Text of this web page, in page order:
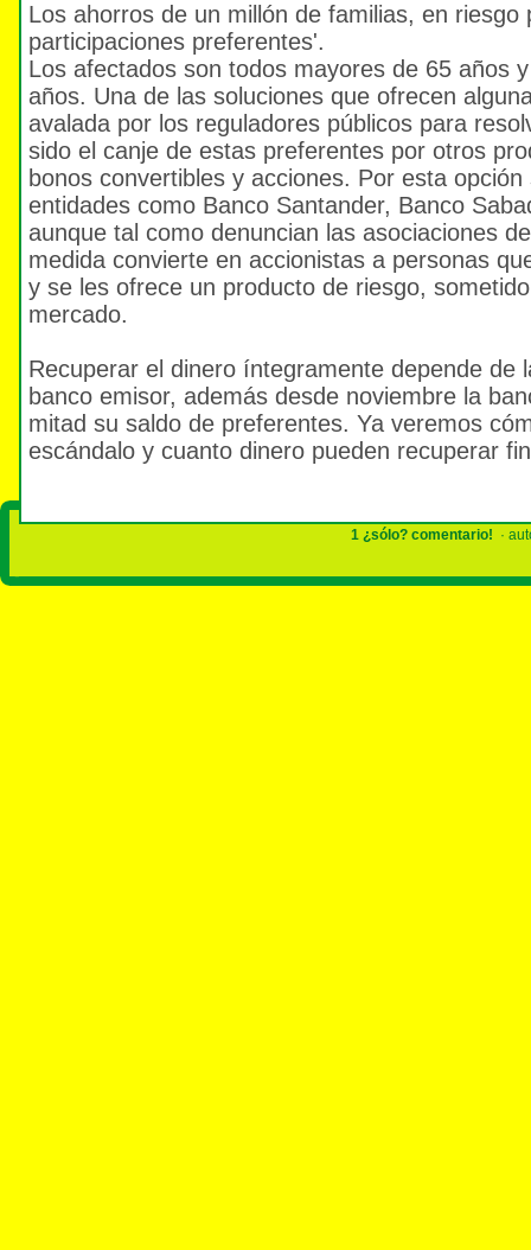
Los ahorros de un millón de familias, en riesgo
participaciones preferentes'.
Los afectados son todos mayores de 65 años
años. Una de las soluciones que ofrecen
avalada por los reguladores públicos para
sido el canje de estas preferentes por otros
bonos convertibles y acciones. Por esta
entidades como Banco Santander, Banco
aunque tal como denuncian las asociaciones
medida convierte en accionistas a personas
y se les ofrece un producto de riesgo,
mercado.
Recuperar el dinero íntegramente depende de
banco emisor, además desde noviembre la
mitad su saldo de preferentes. Ya veremos
escándalo y cuanto dinero pueden recuperar
1 ¿sólo? comentario! ·